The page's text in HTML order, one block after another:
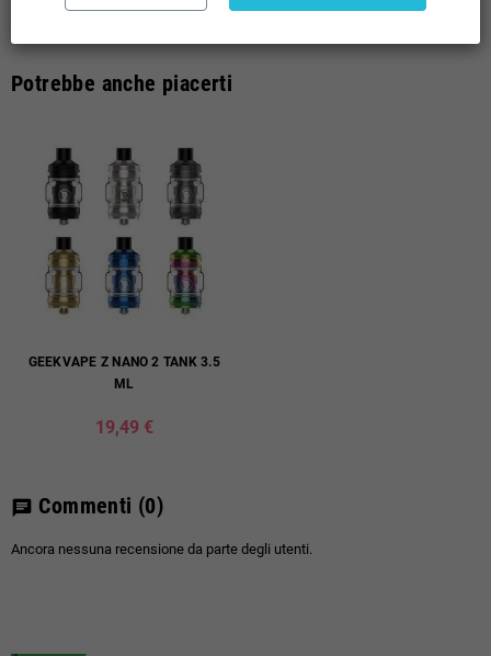
Potrebbe anche piacerti
GEEKVAPE Z NANO 2 TANK 3.5
ML
19,49 €
chat Commenti (0)
Ancora nessuna recensione da parte degli utenti.